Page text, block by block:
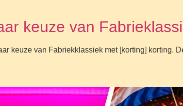
keuze van
keuze van Fabriekklassiek met [korting] korting.